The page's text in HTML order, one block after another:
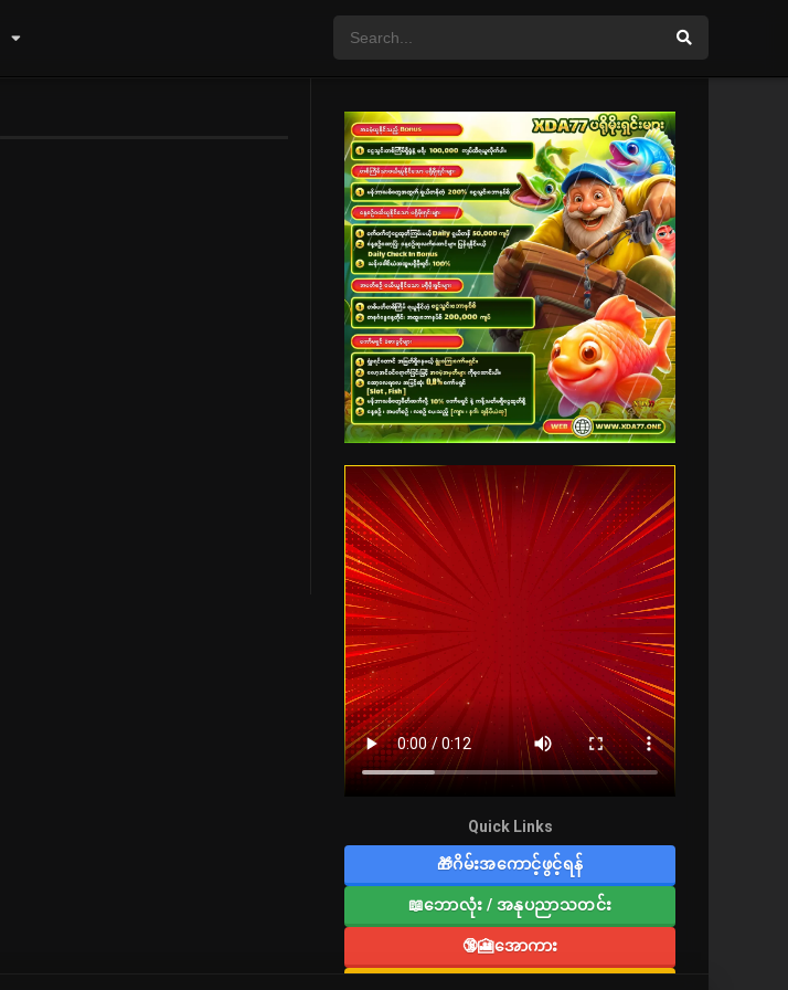
Quick Links
🎁ဂိမ်းအကောင့်ဖွင့်ရန်
📖ဘောလုံး / အနုပညာသတင်း
🔞🎦အောကား